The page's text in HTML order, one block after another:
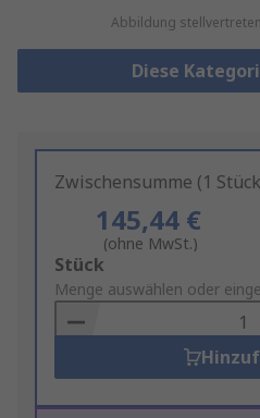
Abbildung
Diese
Zwischensumme (1
145,44 €
(ohne MwSt.)
Add
to
Basket
Stück
Menge auswählen oder